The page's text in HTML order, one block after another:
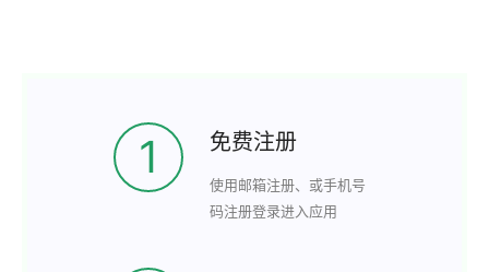
1 免费注册
使用邮箱注册、或手机号
码注册登录进入应用